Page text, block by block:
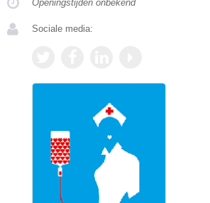
Openingstijden onbekend
Sociale media: